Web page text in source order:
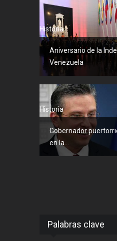
Historia
Aniversario de la
Venezuela
Historia
Gobernador
en la...
Palabras clave